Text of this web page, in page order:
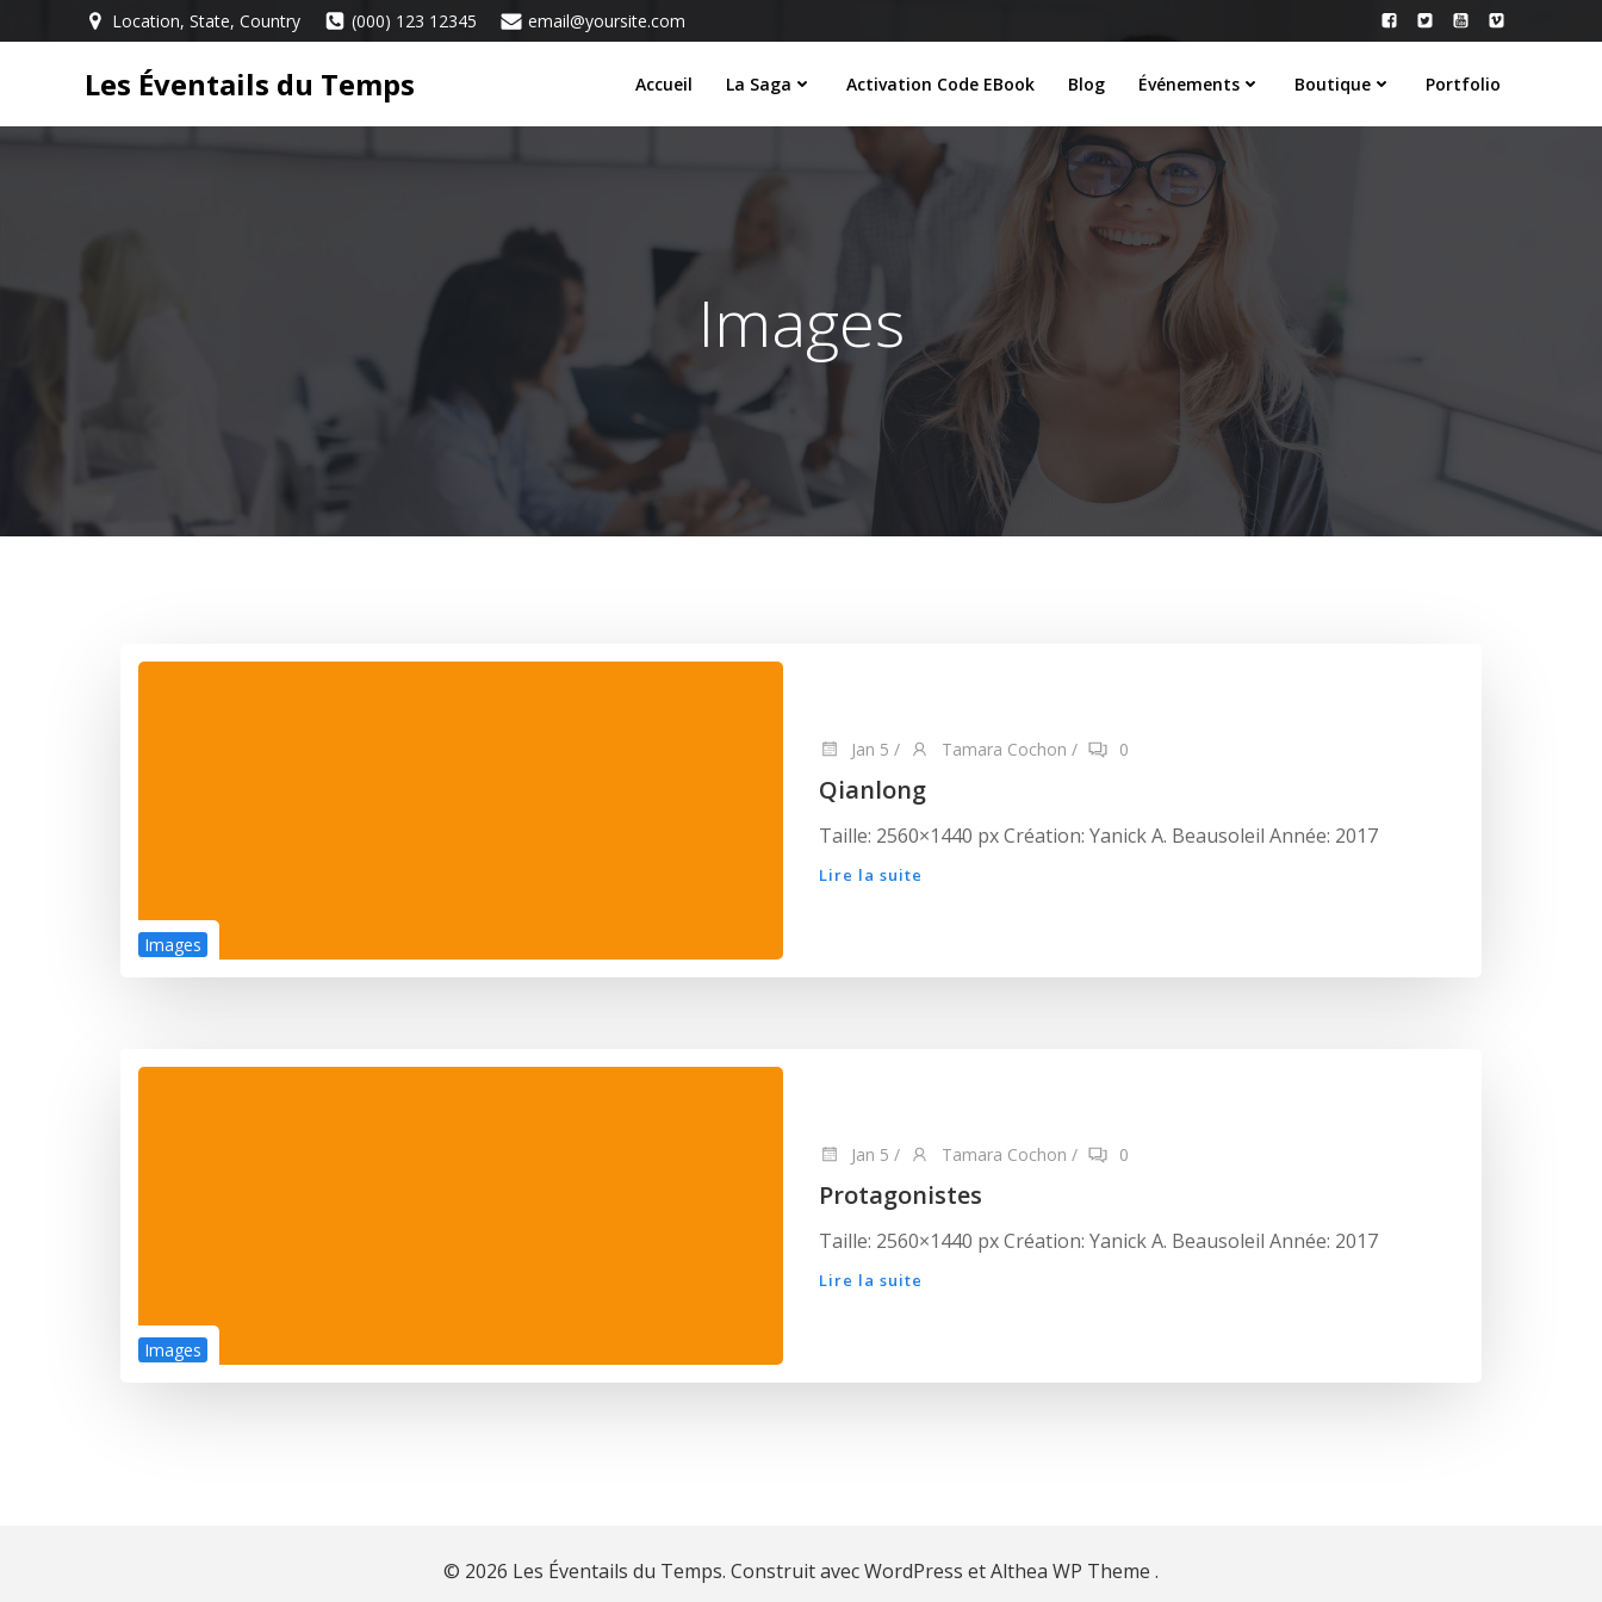
au
Location, State, Country (000) 123 12345 email@yoursite.com
Les Éventails du Temps Accueil La Saga Activation Code EBook Blog Événements Boutique Portfolio
Images
Images
Jan 5 / Tamara Cochon / 0
Qianlong
Taille: 2560×1440 px Création: Yanick A. Beausoleil Année: 2017
Lire la suite
Images
Jan 5 / Tamara Cochon / 0
Protagonistes
Taille: 2560×1440 px Création: Yanick A. Beausoleil Année: 2017
Lire la suite
© 2026 Les Éventails du Temps. Construit avec WordPress et Althea WP Theme .